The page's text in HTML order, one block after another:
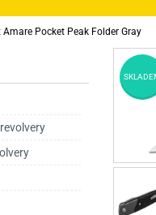
Vzduchovky na CO2
Příslušenství pro
Vzduchovky PCP
a revolveryPříslušenství
Pružinové pistole
a revolvery
Pušky opakovací
Pušky
Nože s pevnou
Puškohledy
Dalekohledy a
Kolimátory, lasery
Noční vidění a
Amare Pocket Peak Folder Gray